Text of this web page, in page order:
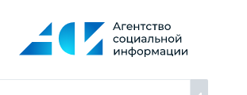
содержанию